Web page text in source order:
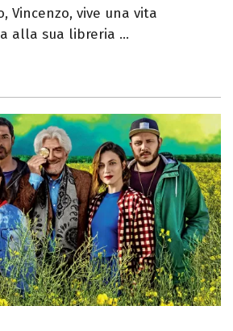
Vincenzo, vive una vita
alla sua libreria ...